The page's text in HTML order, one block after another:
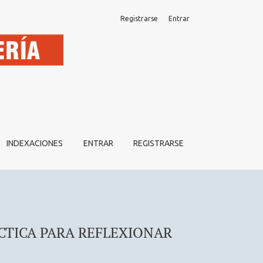
INDEXACIONES ENTRAR REGISTRARSE
Registrarse Entrar
PARA REFLEXIONAR